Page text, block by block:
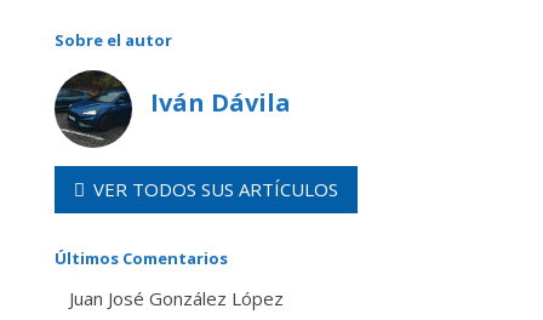
Sobre el autor
Iván Dávila
VER TODOS SUS ARTÍCULOS
Últimos Comentarios
Juan José González López